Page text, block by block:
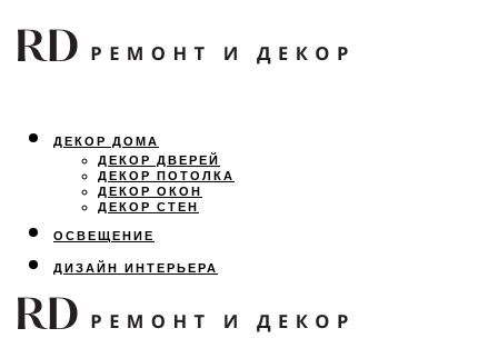
ДЕКОР ДОМА
ДЕКОР ДВЕРЕЙ
ДЕКОР ПОТОЛКА
ДЕКОР ОКОН
ДЕКОР СТЕН
ОСВЕЩЕНИЕ
ДИЗАЙН ИНТЕРЬЕРА
ЛАНДШАФТНЫЙ ДИЗАЙН
ВСЕ ПРО РЕМОНТ